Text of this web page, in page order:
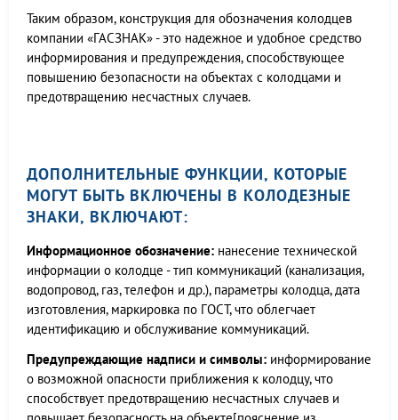
Таким образом, конструкция для обозначения колодцев
компании «ГАСЗНАК» - это надежное и удобное средство
информирования и предупреждения, способствующее
повышению безопасности на объектах с колодцами и
предотвращению несчастных случаев.
ДОПОЛНИТЕЛЬНЫЕ ФУНКЦИИ, КОТОРЫЕ
МОГУТ БЫТЬ ВКЛЮЧЕНЫ В КОЛОДЕЗНЫЕ
ЗНАКИ, ВКЛЮЧАЮТ:
Информационное обозначение: нанесение технической
информации о колодце - тип коммуникаций (канализация,
водопровод, газ, телефон и др.), параметры колодца, дата
изготовления, маркировка по ГОСТ, что облегчает
идентификацию и обслуживание коммуникаций.
Предупреждающие надписи и символы: информирование
о возможной опасности приближения к колодцу, что
способствует предотвращению несчастных случаев и